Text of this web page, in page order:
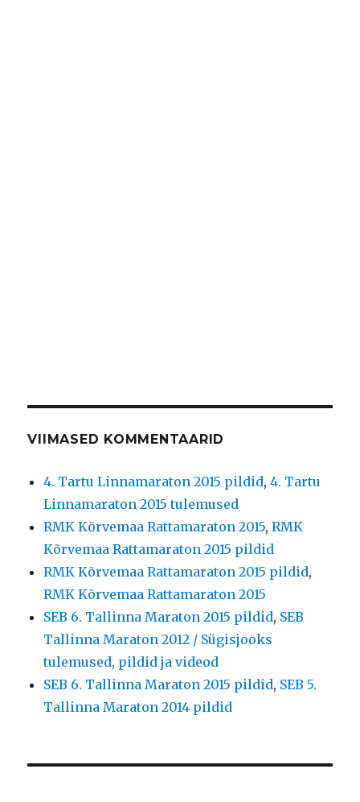
VIIMASED KOMMENTAARID
4. Tartu Linnamaraton 2015 pildid,4. Tartu
Linnamaraton 2015 tulemused
RMK Kõrvemaa Rattamaraton 2015,RMK
Kõrvemaa Rattamaraton 2015 pildid
RMK Kõrvemaa Rattamaraton 2015 pildid,
RMK Kõrvemaa Rattamaraton 2015
SEB 6. Tallinna Maraton 2015 pildid, SEB
Tallinna Maraton 2012 / Sügisjooks
tulemused, pildid ja videod
SEB 6. Tallinna Maraton 2015 pildid, SEB 5.
Tallinna Maraton 2014 pildid